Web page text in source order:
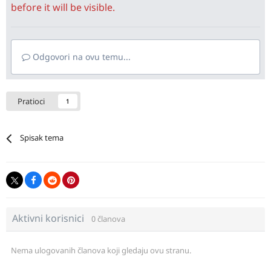
before it will be visible.
Odgovori na ovu temu...
Pratioci 1
Spisak tema
Aktivni korisnici 0 članova
Nema ulogovanih članova koji gledaju ovu stranu.